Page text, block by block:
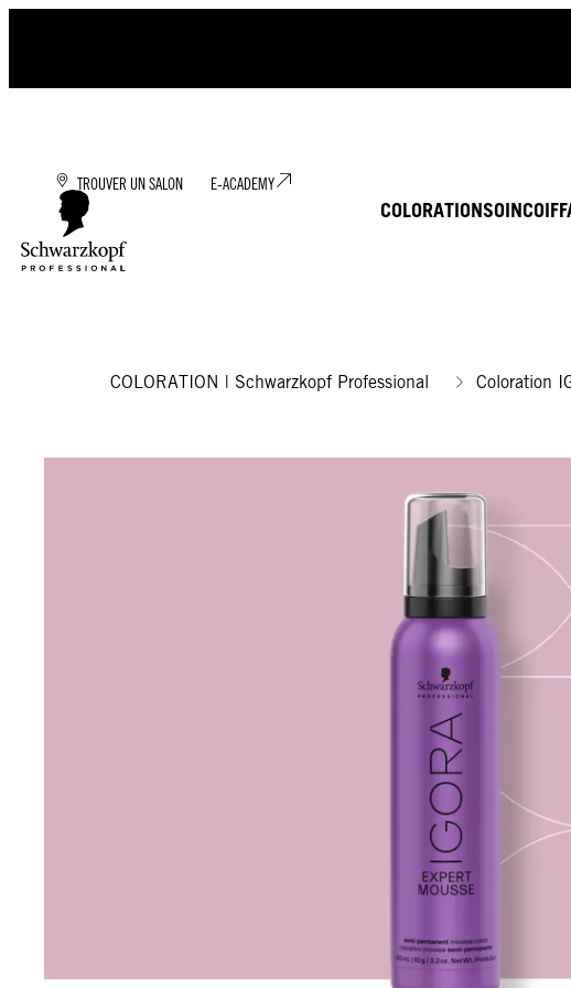
COLORATIONSOIN
TROUVER UN SALON E-ACADEMY
COLORATION | Schwarzkopf Professional Coloration